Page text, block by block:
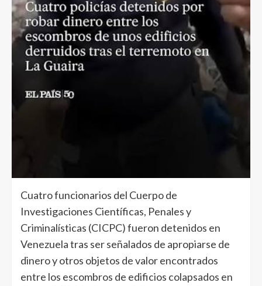
Cuatro funcionarios del Cuerpo de
Investigaciones Científicas, Penales y
Criminalísticas (CICPC) fueron detenidos en
Venezuela tras ser señalados de apropiarse de
dinero y otros objetos de valor encontrados
entre los escombros de edificios colapsados en